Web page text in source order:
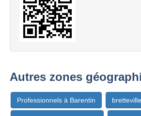
Autres zones
Professionnels à Barentin